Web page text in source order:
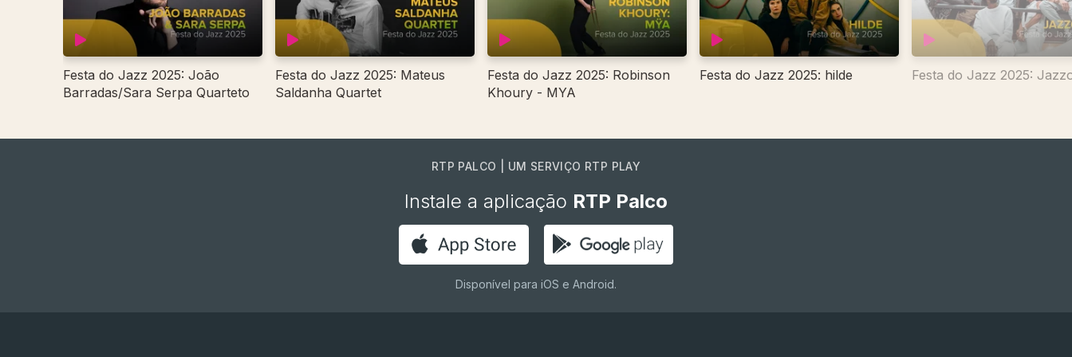
Festa do Jazz 2025: João
Barradas/Sara Serpa Quarteto
Festa do Jazz 2025: Mateus
Saldanha Quartet
Festa do Jazz 2025: Robinson
Khoury - MYA
Festa do Jazz 2025: hilde Festa do Jazz 2025:
RTP PALCO | UM SERVIÇO RTP PLAY
Instale a aplicação RTP Palco
Disponível para iOS e Android.